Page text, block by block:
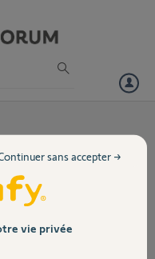
ne sont pas
est "non plus aucun
vie privée
sans accepter →